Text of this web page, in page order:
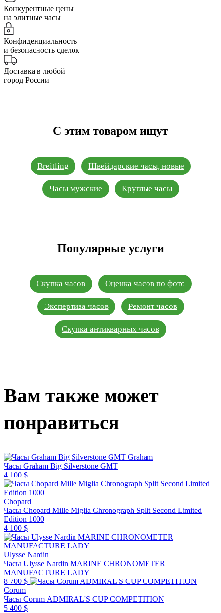
Конкурентные цены
на элитные часы
Конфиденциальность
и безопасность сделок
Доставка в любой
город России
С этим товаром ищут
Breitling Швейцарские часы, новые
Часы мужские Круглые часы
Популярные услуги
Скупка часов Оценка часов по фото
Экспертиза часов Ремонт часов
Скупка антикварных часов
Вам также может
понравиться
Graham
Часы Graham Big Silverstone GMT
4 100 $
Chopard
Часы Chopard Mille Miglia Chronograph Split Second Limited
Edition 1000
4 100 $
Ulysse Nardin
Часы Ulysse Nardin MARINE CHRONOMETER
MANUFACTURE LADY
8 700 $
Corum
Часы Corum ADMIRAL'S CUP COMPETITION
5 400 $